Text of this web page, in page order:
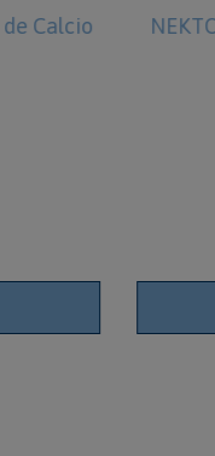
NEKTON MSA